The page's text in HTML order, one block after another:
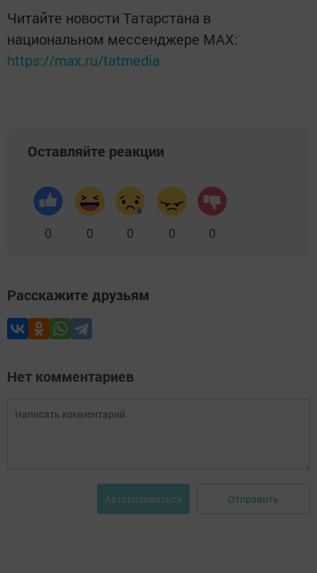
Читайте новости Татарстана в
национальном мессенджере MАХ:
https://max.ru/tatmedia
Оставляйте реакции
0 0 0 0 0
Расскажите друзьям
Нет комментариев
Авторизоваться Отправить